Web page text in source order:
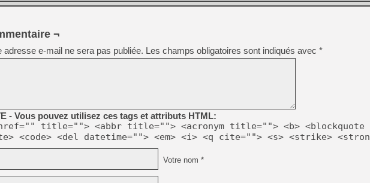
[LS] [Switch] NSZ 5.0.0
[GK] No More Room in
[GK] Un chatbot Atelier
[GK] Mémoire cash -
[GK] Nvidia : le prix des
[GK] Suikoden Star Leap
[Mo5] La mini borne
[GK] Atari renoue avec les
[GK] Le studio de FIFA
[GK] La PlayStation 1 en
[GK] GTA 6 : Rockstar
¬
adresse e-mail ne sera pas publiée. Les champs obligatoires sont indiqués avec *
- Vous pouvez utilisez ces tags et attributs HTML:
title=""> <abbr title=""> <acronym title=""> <b> <blockquote
<code> <del datetime=""> <em> <i> <q cite=""> <s> <strike>
Votre nom *